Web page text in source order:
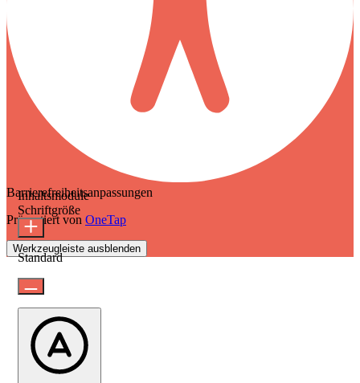
Barrierefreiheitsanpassungen
Präsentiert von OneTap
Werkzeugleiste ausblenden
Inhaltsmodule
Schriftgröße
Standard